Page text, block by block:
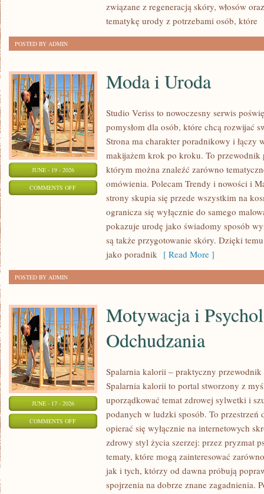
związane z regeneracją skóry, włosów
tematykę urody z potrzebami osób, które
POSTED BY ADMIN
JUNE - 19 - 2026
COMMENTS OFFON
Moda i Uroda
Studio Veriss to nowoczesny serwis
pomysłom dla osób, które chcą rozwijać
Strona ma charakter poradnikowy i łączy
makijażem krok po kroku. To
którym można znaleźć zarówno
omówienia. Polecam Trendy i nowości i
strony skupia się przede wszystkim na
ogranicza się wyłącznie do samego
pokazuje urodę jako świadomy sposób
są także przygotowanie skóry. Dzięki
jako poradnik [ Read More ]
POSTED BY ADMIN
JUNE - 17 - 2026
COMMENTS OFFON
MOTYWACJA
Motywacja i
Odchudzania
Spalarnia kalorii – praktyczny
Spalarnia kalorii to portal stworzony z
uporządkować temat zdrowej sylwetki i
podanych w ludzki sposób. To
opierać się wyłącznie na internetowych
zdrowy styl życia szerzej: przez pryzmat
tematy, które mogą zainteresować
jak i tych, którzy od dawna próbują
spojrzenia na dobrze znane zagadnienia.